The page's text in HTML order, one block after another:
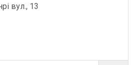
вул., 13